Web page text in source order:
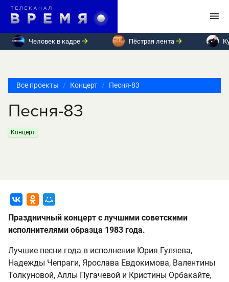
Человек в кадре Пёстрая лента
Все проекты Концерт Песня-83
Песня-83
Концерт
Праздничный концерт с лучшими советскими
исполнителями образца 1983 года.
Лучшие песни года в исполнении Юрия Гуляева,
Надежды Чепраги, Ярослава Евдокимова, Валентины
Толкуновой, Аллы Пугачевой и Кристины Орбакайте,